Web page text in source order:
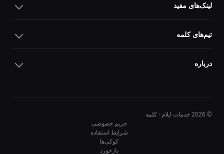
لینک‌های مفید
تیم‌های کلمه
درباره
© 2026 خدمات ایلام · کلمه
حریم خصوصی
شرایط استفاده
کوکی‌ها
بازخورد
10